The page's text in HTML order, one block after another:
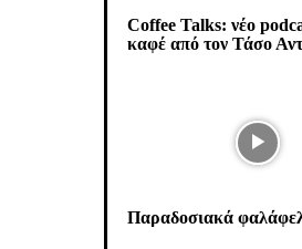
Coffee Talks: νέο
καφέ από τον Τάσο
Παραδοσιακά